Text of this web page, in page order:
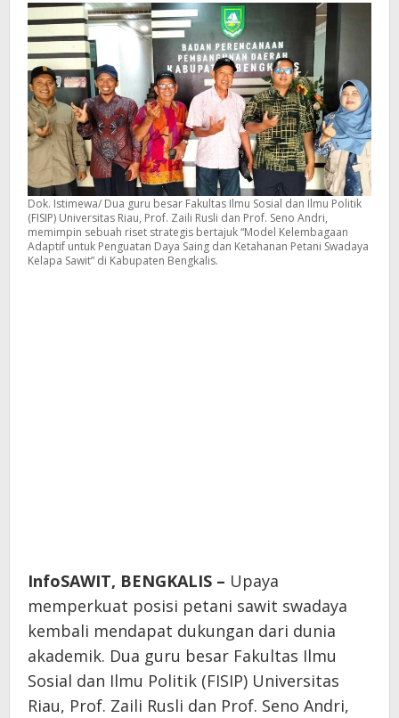
Dok. Istimewa/ Dua guru besar Fakultas Ilmu Sosial dan Ilmu Politik
(FISIP) Universitas Riau, Prof. Zaili Rusli dan Prof. Seno Andri,
memimpin sebuah riset strategis bertajuk “Model Kelembagaan
Adaptif untuk Penguatan Daya Saing dan Ketahanan Petani Swadaya
Kelapa Sawit” di Kabupaten Bengkalis.
InfoSAWIT, BENGKALIS – Upaya
memperkuat posisi petani sawit swadaya
kembali mendapat dukungan dari dunia
akademik. Dua guru besar Fakultas Ilmu
Sosial dan Ilmu Politik (FISIP) Universitas
Riau, Prof. Zaili Rusli dan Prof. Seno Andri,